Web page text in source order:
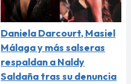
Daniela Darcourt, Masiel
Málaga y más salseras
respaldan a Naldy
Saldaña tras su denuncia